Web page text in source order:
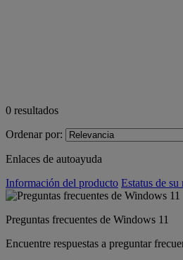
0 resultados
Ordenar por:
Enlaces de autoayuda
Información del producto Estatus de su
Preguntas frecuentes de Windows 11
Encuentre respuestas a preguntar